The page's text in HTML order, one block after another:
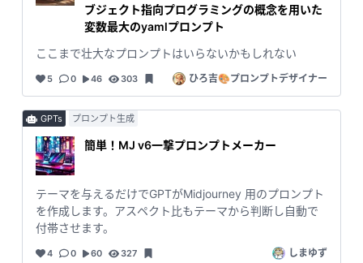
ブジェクト指向プログラミングの概念を用いた
変数最大のyamlプロンプト
ここまで壮大なプロンプトはいらないかもしれない
5 0 46 303 ひろ吉🎨プロンプトデザイナー
GPTs プロンプト生成
簡単！MJ v6一撃プロンプトメーカー
テーマを与えるだけでGPTがMidjourney 用のプロンプト
を作成します。アスペクト比もテーマから判断し自動で
付帯させます。
4 0 60 327 しまゆず